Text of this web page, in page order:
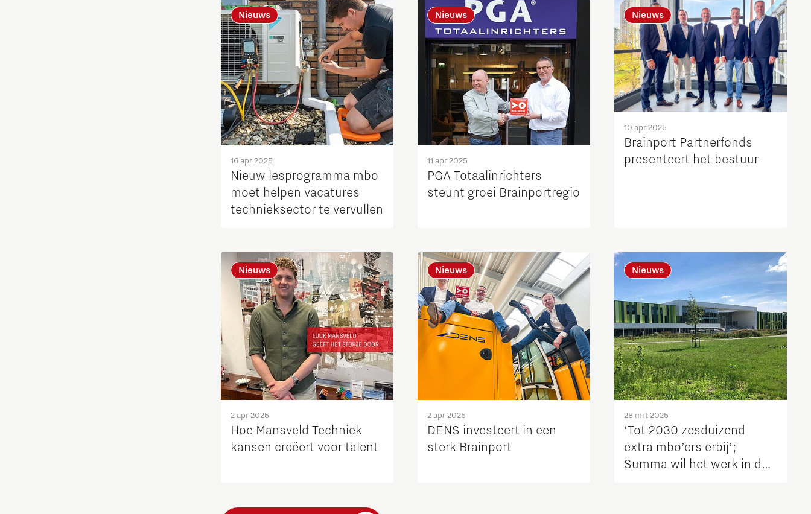
Nieuws
16 apr 2025
Nieuw lesprogramma mbo
moet helpen vacatures
technieksector te vervullen
Nieuws
11 apr 2025
PGA Totaalinrichters
steunt groei Brainportregio
Nieuws
10 apr 2025
Brainport Partnerfonds
presenteert het bestuur
Nieuws
2 apr 2025
Hoe Mansveld Techniek
kansen creëert voor talent
Nieuws
2 apr 2025
DENS investeert in een
sterk Brainport
Nieuws
28 mrt 2025
‘Tot 2030 zesduizend
extra mbo’ers erbij’;
Summa wil het werk in de